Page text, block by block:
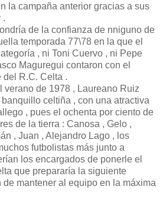
la campaña anterior gracias a sus
.
de la confianza de nniguno de
temporada 77\78 en la que el
, ni Toni Cuervo , ni Pepe
Maguregui contaron con el
del R.C. Celta .
verano de 1978 , Laureano Ruiz
celtiña , con una atractiva
, pues el ochenta por ciento de
de la tierra : Canosa , Gelo ,
, Juan , Alejandro Lago , los
futbolistas más junto a
los encargados de ponerle el
que prepararía la siguiente
mantener al equipo en la máxima